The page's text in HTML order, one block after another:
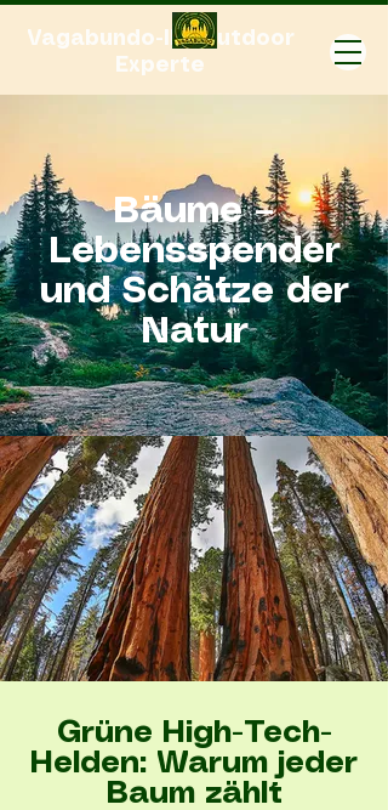
Vagabundo-Ihr Outdoor
Experte
Bäume –
Lebensspender
und Schätze der
Natur
Grüne High-Tech-
Helden: Warum jeder
Baum zählt